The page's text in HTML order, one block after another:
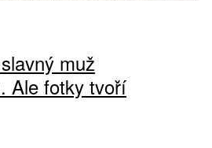
muž
Ale fotky tvoří